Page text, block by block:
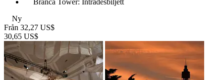
Ny
Från 32,27 US$
30,65 US$